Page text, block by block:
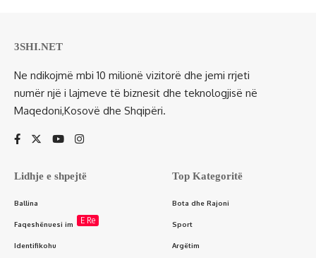
3SHI.NET
Ne ndikojmë mbi 10 milionë vizitorë dhe jemi rrjeti
numër një i lajmeve të biznesit dhe teknologjisë në
Maqedoni,Kosovë dhe Shqipëri.
Lidhje e shpejtë
Ballina
Faqeshënuesi im E Re
Identifikohu
Top Kategoritë
Bota dhe Rajoni
Sport
Argëtim